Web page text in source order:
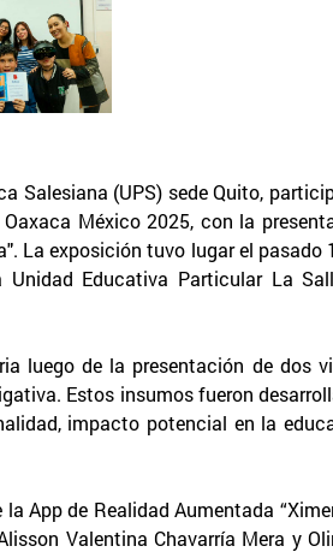
Salesiana (UPS) sede Quito,
México 2025, con la
La exposición tuvo lugar el pasado
Educativa Particular La
luego de la presentación de dos
Estos insumos fueron
impacto potencial en la
App de Realidad Aumentada
Valentina Chavarría Mera y